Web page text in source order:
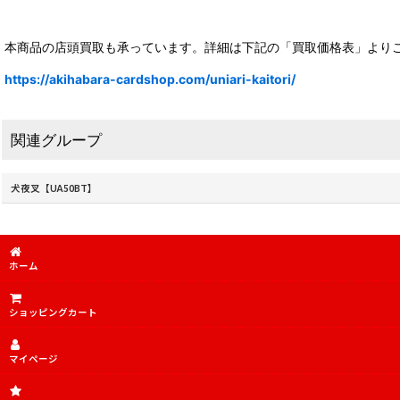
本商品の店頭買取も承っています。詳細は下記の「買取価格表」より
https://akihabara-cardshop.com/uniari-kaitori/
関連グループ
犬夜叉【UA50BT】
ホーム
ショッピングカート
マイページ